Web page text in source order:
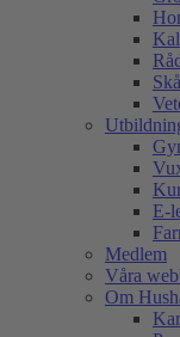
E-
Medlem
Våra
Om